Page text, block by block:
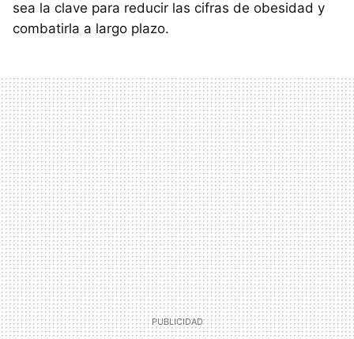
sea la clave para reducir las cifras de obesidad y
combatirla a largo plazo.